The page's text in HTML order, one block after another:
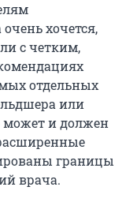
хочется,
с четким,
отдельных
или
может и должен
границы
врача.